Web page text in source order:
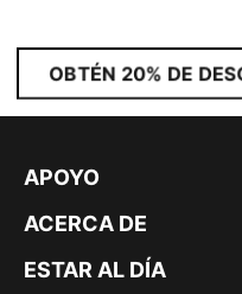
OBTÉN 20% DE
APOYO
ACERCA DE
ESTAR AL DÍA